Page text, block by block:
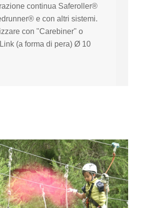
continua Saferoller®
e con altri sistemi.
con "Carebiner" o
(a forma di pera) Ø 10